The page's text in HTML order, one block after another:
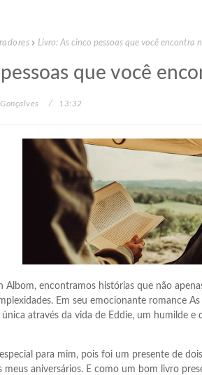
Livro: As cinco pessoas que você encontra
que você
13:32
encontramos histórias que não
Em seu emocionante romance
através da vida de Eddie, um humilde
para mim, pois foi um presente de
meus aniversários. E como um bom livro